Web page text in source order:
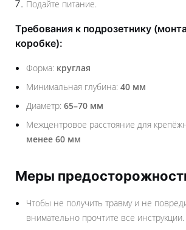
Подайте питание.
Требования к подрозетнику
коробке):
Форма: круглая
Минимальная глубина: 40 мм
Диаметр: 65–70 мм
Межцентровое расстояние для
менее 60 мм
Меры
Чтобы не получить травму и не
внимательно прочтите все инструкции.